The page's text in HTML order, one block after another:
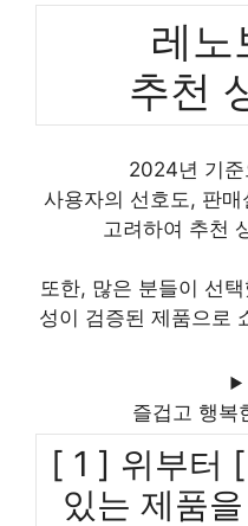
레
추천
2024년 기
사용자의 선호도, 판
고려하여 추천
또한, 많은 분들이 선
성이 검증된 제품으로
즐겁고 행복
[ 1 ] 위부터
있는 제품